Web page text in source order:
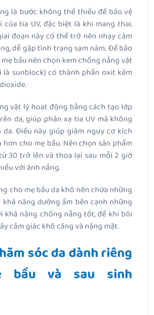
là bước không thể thiếu để bảo vệ
tia UV, đặc biệt là khi mang thai.
đoạn này có thể trở nên nhạy cảm
dễ gặp tình trạng sạm nám. Để bảo
mẹ bầu nên chọn kem chống nắng vật
là sunblock) có thành phần oxit kẽm
vật lý hoạt động bằng cách tạo lớp
da, giúp phản xạ tia UV mà không
da. Điều này giúp giảm nguy cơ kích
cho mẹ bầu. Nên chọn sản phẩm
30 trở lên và thoa lại sau mỗi 2 giờ
với ánh nắng.
cho mẹ bầu da khô nên chứa những
năng dưỡng ẩm bên cạnh những
khả năng chống nắng tốt, để khi bôi
cảm giác khô căng và nặng mặt.
sóc da dành riêng
bầu và sau sinh